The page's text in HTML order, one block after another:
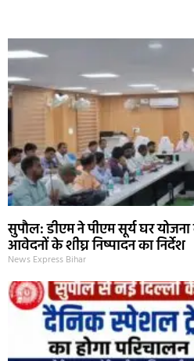
सुपौल: डीएम ने पीएम सूर्य घर
आवेदनों के शीघ्र निष्पादन का निर्देश
News Express Bihar